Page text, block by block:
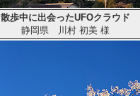
散歩中に出会ったUFOクラウド
静岡県川村 初美 様